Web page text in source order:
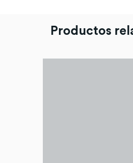
Productos